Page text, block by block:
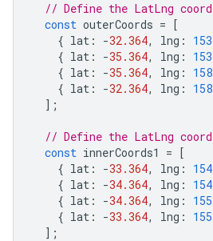
// Define the LatLng
const outerCoords = [
{ lat : -32.364, lng :
{ lat : -35.364, lng :
{ lat : -35.364, lng :
{ lat : -32.364, lng :
];
// Define the LatLng
const innerCoords1 = [
{ lat : -33.364, lng :
{ lat : -34.364, lng :
{ lat : -34.364, lng :
{ lat : -33.364, lng :
];